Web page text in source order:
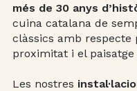
més de 30 anys
cuina catalana de
clàssics amb
proximitat i el
Les nostres